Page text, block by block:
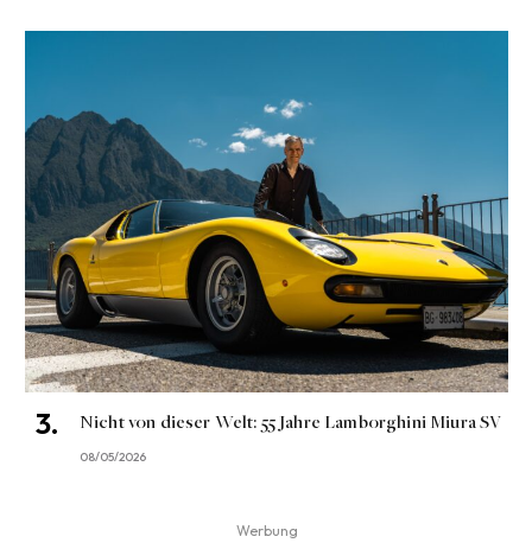
Nicht von dieser Welt: 55 Jahre Lamborghini Miura SV
08/05/2026
Werbung